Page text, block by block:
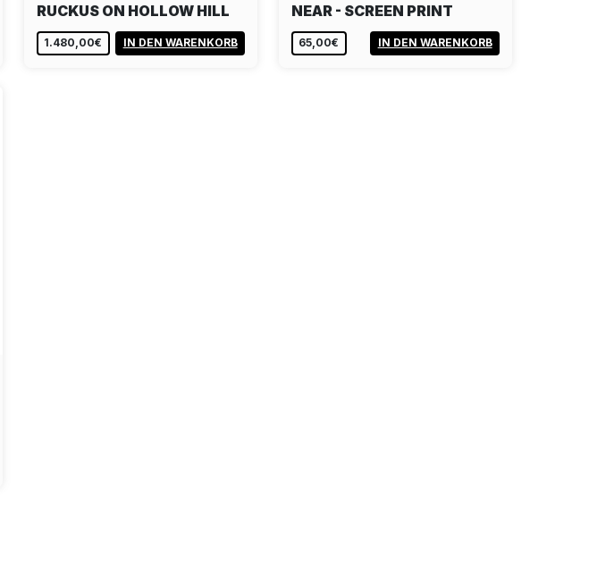
RUCKUS ON HOLLOW HILL
1.480,00€ IN DEN WARENKORB
NEAR - SCREEN PRINT
65,00€ IN DEN WARENKORB